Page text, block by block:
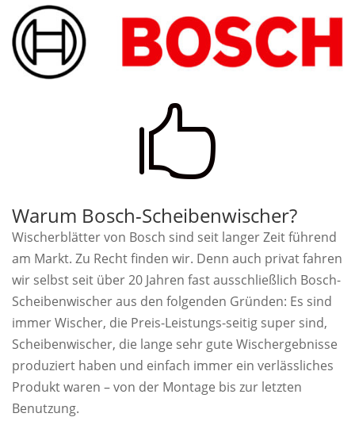

Warum Bosch-Scheibenwischer?
Wischerblätter von Bosch sind seit langer Zeit führend
am Markt. Zu Recht finden wir. Denn auch privat fahren
wir selbst seit über 20 Jahren fast ausschließlich Bosch-
Scheibenwischer aus den folgenden Gründen: Es sind
immer Wischer, die Preis-Leistungs-seitig super sind,
Scheibenwischer, die lange sehr gute Wischergebnisse
produziert haben und einfach immer ein verlässliches
Produkt waren – von der Montage bis zur letzten
Benutzung.